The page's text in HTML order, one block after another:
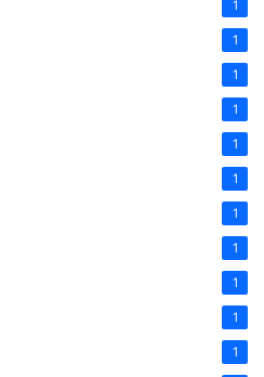
1
1
1
1
1
1
1
1
1
1
1